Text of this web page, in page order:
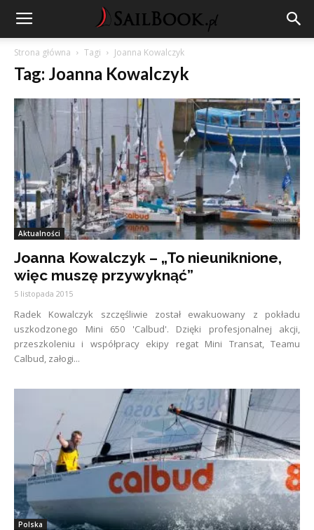
Strona główna Tagi Joanna Kowalczyk
Tag: Joanna Kowalczyk
Aktualności
Joanna Kowalczyk – „To nieuniknione,
więc muszę przywyknąć”
5 listopada 2015
Radek Kowalczyk szczęśliwie został ewakuowany z pokładu
uszkodzonego Mini 650 'Calbud'. Dzięki profesjonalnej akcji,
przeszkoleniu i współpracy ekipy regat Mini Transat, Teamu
Calbud, załogi...
Polska